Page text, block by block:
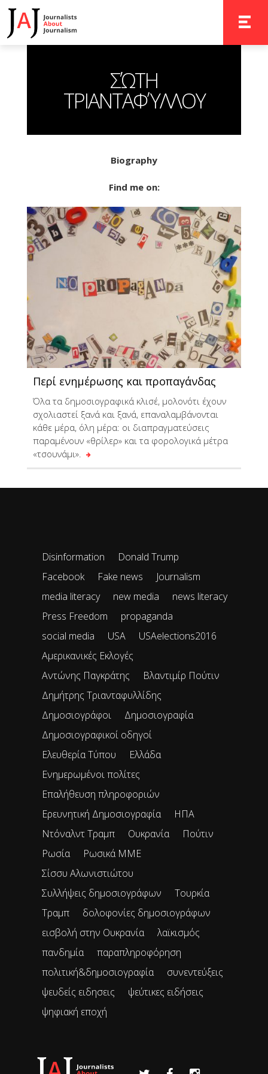
ΣΏΤΗ
ΤΡΙΑΝΤΑΦΎΛΛΟΥ
Biography
Find me on:
Περί ενημέρωσης και προπαγάνδας
Όλα τα δημοσιογραφικά κλισέ, μολονότι έχουν
σχολιαστεί ξανά και ξανά, επαναλαμβάνονται
κάθε μέρα, όλη μέρα: οι διαπραγματεύσεις
παραμένουν «θρίλερ» και τα φορολογικά μέτρα
«τσουνάμι».
Disinformation
Donald Trump
Facebook
Fake news
Journalism
media literacy
new media
news literacy
Press Freedom
propaganda
social media
USA
USAelections2016
Αμερικανικές Εκλογές
Αντώνης Παγκράτης
Βλαντιμίρ Πούτιν
Δημήτρης Τριανταφυλλίδης
Δημοσιογράφοι
Δημοσιογραφία
Δημοσιογραφικοί οδηγοί
Ελευθερία Τύπου
Ελλάδα
Ενημερωμένοι πολίτες
Επαλήθευση πληροφοριών
Ερευνητική Δημοσιογραφία
ΗΠΑ
Ντόναλντ Τραμπ
Ουκρανία
Πούτιν
Ρωσία
Ρωσικά ΜΜΕ
Σίσσυ Αλωνιστιώτου
Συλλήψεις δημοσιογράφων
Τουρκία
Τραμπ
δολοφονίες δημοσιογράφων
εισβολή στην Ουκρανία
λαϊκισμός
πανδημία
παραπληροφόρηση
πολιτική&δημοσιογραφία
συνεντεύξεις
ψευδείς ειδησεις
ψεύτικες ειδήσεις
ψηφιακή εποχή